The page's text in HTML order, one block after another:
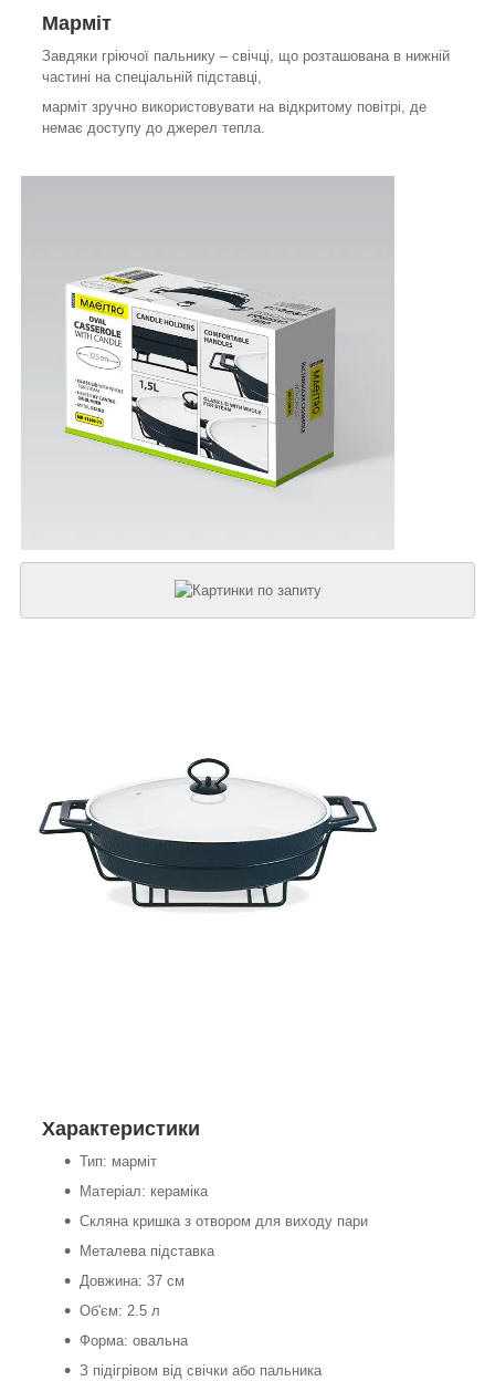
Марміт
Завдяки гріючої пальнику – свічці, що розташована в нижній
частині на спеціальній підставці,
марміт зручно використовувати на відкритому повітрі, де
немає доступу до джерел тепла.
Характеристики
Тип: марміт
Матеріал: кераміка
Скляна кришка з отвором для виходу пари
Металева підставка
Довжина: 37 см
Об'єм: 2.5 л
Форма: овальна
З підігрівом від свічки або пальника